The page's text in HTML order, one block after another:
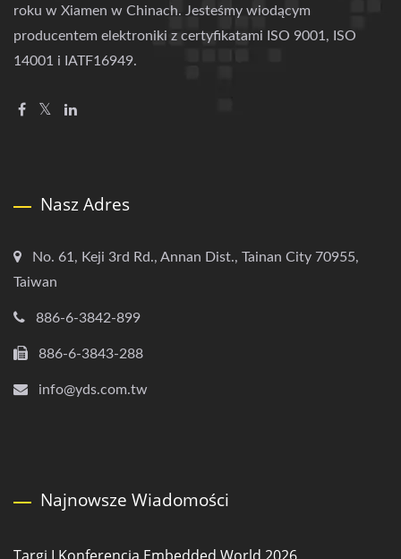
roku w Xiamen w Chinach. Jesteśmy wiodącym
producentem elektroniki z certyfikatami ISO 9001, ISO
14001 i IATF16949.
Nasz Adres
No. 61, Keji 3rd Rd., Annan Dist., Tainan City 70955,
Taiwan
886-6-3842-899
886-6-3843-288
info@yds.com.tw
Najnowsze Wiadomości